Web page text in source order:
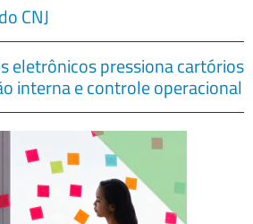
CNJ
eletrônicos pressiona cartórios
interna e controle operacional